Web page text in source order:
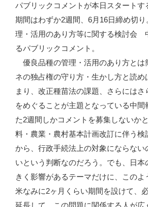
け
た
パ
ブ
メ”
の
パブリックコメントが本日スタートす
期間はわずか2週間、6月16日締め切
理・活用のあり方等に関する検討会
るパブリックコメント。
優良品種の管理・活用のあり方とは
ネの独占権の守り方・生かし方と読め
まり、改正種苗法の課題、さらにはさ
をめぐることが主題となっている中間
た2週間しかコメントを募集しないか
料・農業・農村基本計画改訂に伴う検
から、行政手続法上の対象にならない
いという判断なのだろう。でも、日本
きく影響があるテーマだけに、このよ
米なみに2ヶ月くらい期間を設けて、
延長して、この問題に関係する人が広